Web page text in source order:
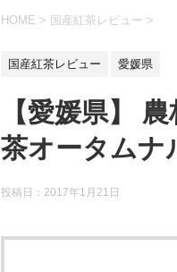
HOME > 国産紅茶レビュー >
国産紅茶レビュー 愛媛県
【愛媛県】
茶オータムナ
投稿日：2017年1月21日